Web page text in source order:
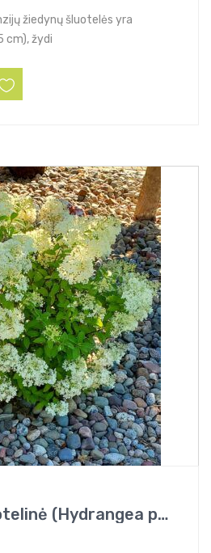
žiedynų šluotelės yra
cm), žydi
Hortenzija šluotelinė (Hydrangea paniculata) „Bobo”